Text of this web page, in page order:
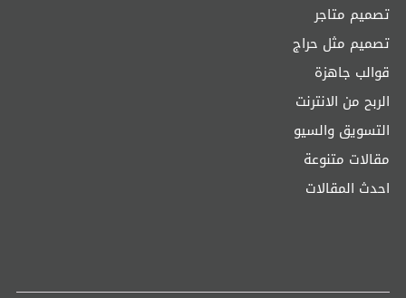
تصميم متاجر
تصميم مثل حراج
قوالب جاهزة
الربح من الانترنت
التسويق والسيو
مقالات متنوعة
احدث المقالات